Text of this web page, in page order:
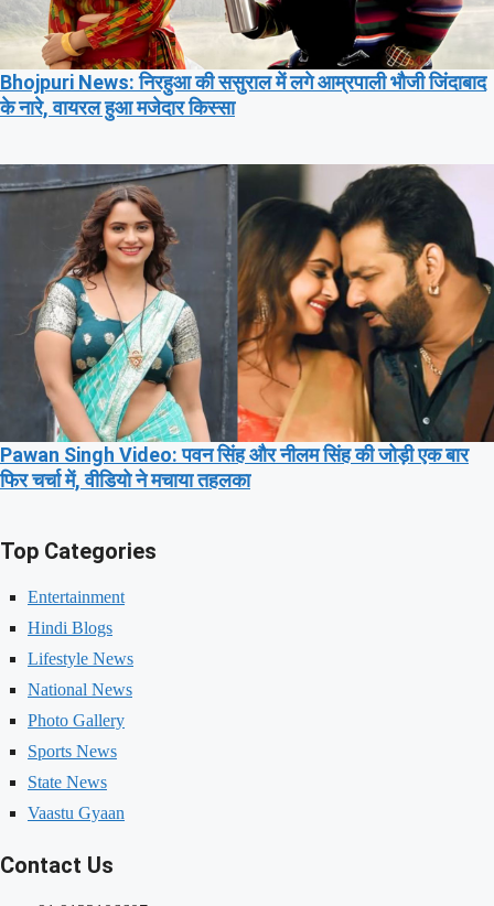
Bhojpuri News: निरहुआ की ससुराल में लगे आम्रपाली भौजी जिंदाबाद
के नारे, वायरल हुआ मजेदार किस्सा
Pawan Singh Video: पवन सिंह और नीलम सिंह की जोड़ी एक बार
फिर चर्चा में, वीडियो ने मचाया तहलका
Top Categories
Entertainment
Hindi Blogs
Lifestyle News
National News
Photo Gallery
Sports News
State News
Vaastu Gyaan
Contact Us